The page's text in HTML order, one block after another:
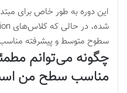
این دوره به طور خاص برای
شده، در حالی که کلاس‌های
سطوح متوسط و پیشرفته
چگونه می‌توانم
مناسب سطح من